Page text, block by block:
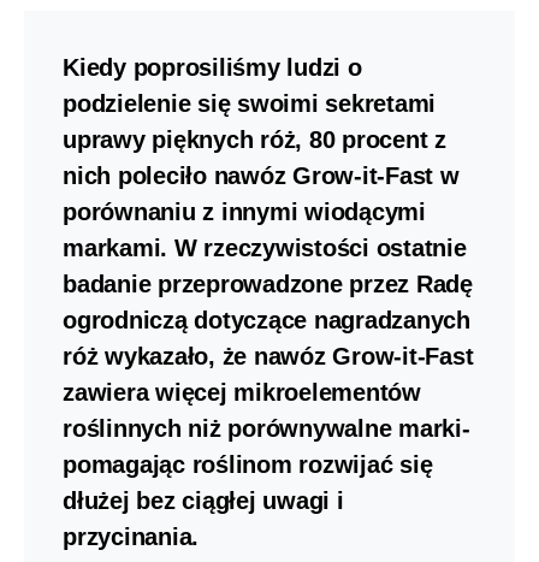
Kiedy poprosiliśmy ludzi o
podzielenie się swoimi sekretami
uprawy pięknych róż, 80 procent z
nich poleciło nawóz Grow-it-Fast w
porównaniu z innymi wiodącymi
markami. W rzeczywistości ostatnie
badanie przeprowadzone przez Radę
ogrodniczą dotyczące nagradzanych
róż wykazało, że nawóz Grow-it-Fast
zawiera więcej mikroelementów
roślinnych niż porównywalne marki-
pomagając roślinom rozwijać się
dłużej bez ciągłej uwagi i
przycinania.